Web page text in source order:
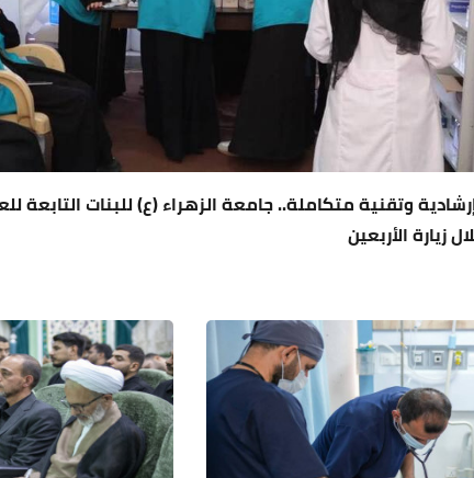
وتقنية متكاملة.. جامعة الزهراء (ع) للبنات التابعة
زيارة الأربعين